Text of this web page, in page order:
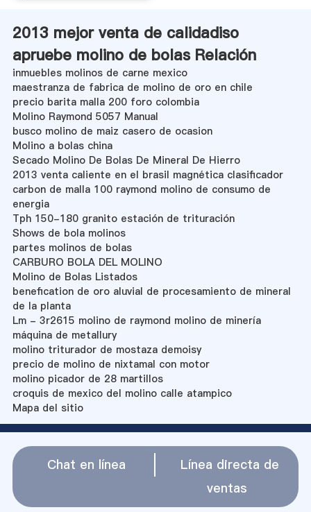
2013 mejor venta de calidadiso
apruebe molino de bolas Relación
inmuebles molinos de carne mexico
maestranza de fabrica de molino de oro en chile
precio barita malla 200 foro colombia
Molino Raymond 5057 Manual
busco molino de maiz casero de ocasion
Molino a bolas china
Secado Molino De Bolas De Mineral De Hierro
2013 venta caliente en el brasil magnética clasificador
carbon de malla 100 raymond molino de consumo de
energia
Tph 150-180 granito estación de trituración
Shows de bola molinos
partes molinos de bolas
CARBURO BOLA DEL MOLINO
Molino de Bolas Listados
benefication de oro aluvial de procesamiento de mineral
de la planta
Lm - 3r2615 molino de raymond molino de minería
máquina de metallury
molino triturador de mostaza demoisy
precio de molino de nixtamal con motor
molino picador de 28 martillos
croquis de mexico del molino calle atampico
Mapa del sitio
Chat en línea
Línea directa de
ventas